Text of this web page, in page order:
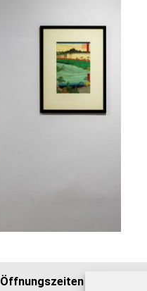
Öffnungszeiten